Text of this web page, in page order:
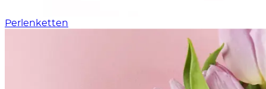
Perlenketten